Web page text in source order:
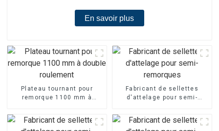
En savoir plus
Plateau tournant pour
remorque 1100 mm à
Fabricant de sellettes
d'attelage pour semi-